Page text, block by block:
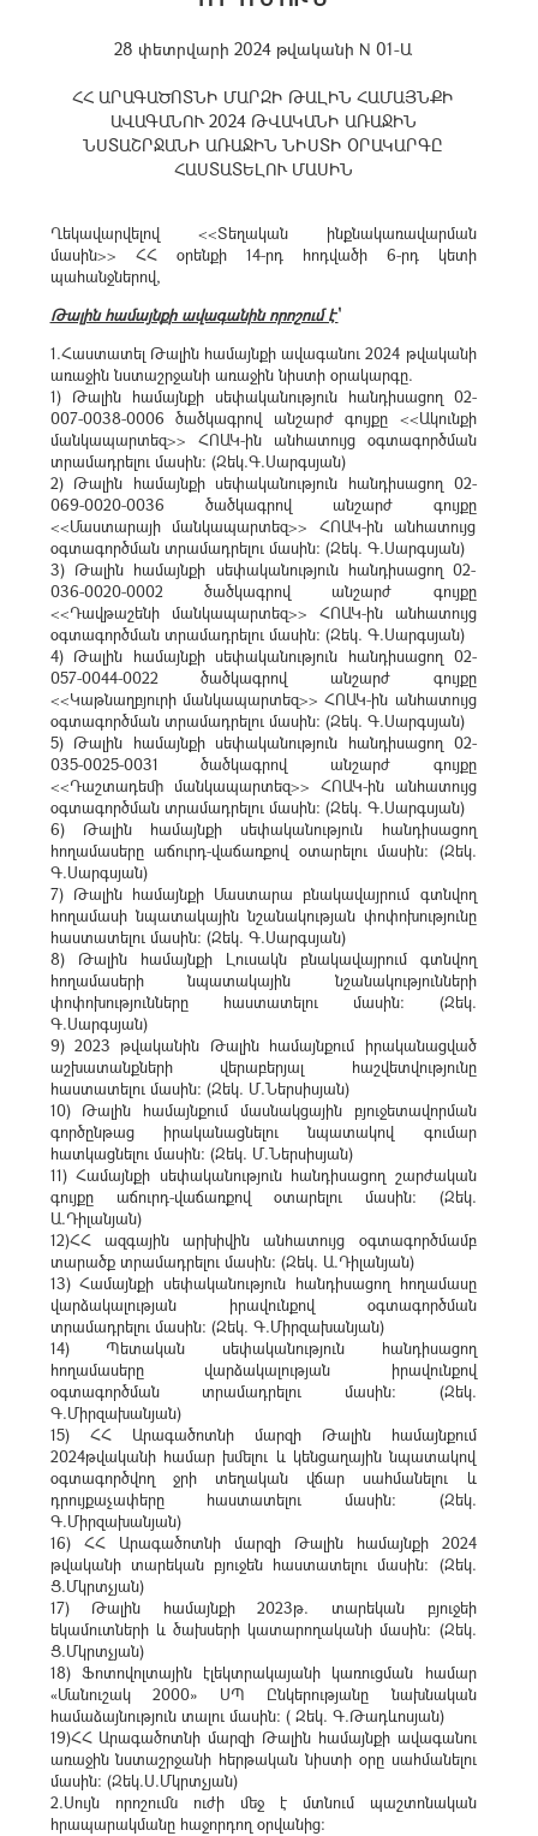
28 փետրվարի 2024 թվականի N 01-Ա
ՀՀ ԱՐԱԳԱԾՈՏՆԻ ՄԱՐԶԻ ԹԱԼԻՆ ՀԱՄԱՅՆՔԻ
ԱՎԱԳԱՆՈՒ 2024 ԹՎԱԿԱՆԻ ԱՌԱՋԻՆ
ՆՍՏԱՇՐՋԱՆԻ ԱՌԱՋԻՆ ՆԻՍՏԻ ՕՐԱԿԱՐԳԸ
ՀԱՍՏԱՏԵԼՈՒ ՄԱՍԻՆ
Ղեկավարվելով <<Տեղական ինքնակառավարման
մասին>> ՀՀ օրենքի 14-րդ հոդվածի 6-րդ կետի
պահանջներով,
Թալին համայնքի ավագանին որոշում է՝
1.Հաստատել Թալին համայնքի ավագանու 2024 թվականի
առաջին նստաշրջանի առաջին նիստի օրակարգը.
1) Թալին համայնքի սեփականություն հանդիսացող 02-
007-0038-0006 ծածկագրով անշարժ գույքը <<Ակունքի
մանկապարտեզ>> ՀՈԱԿ-ին անհատույց օգտագործման
տրամադրելու մասին: (Զեկ.Գ.Սարգսյան)
2) Թալին համայնքի սեփականություն հանդիսացող 02-
069-0020-0036 ծածկագրով անշարժ գույքը
<<Մաստարայի մանկապարտեզ>> ՀՈԱԿ-ին անհատույց
օգտագործման տրամադրելու մասին: (Զեկ. Գ.Սարգսյան)
3) Թալին համայնքի սեփականություն հանդիսացող 02-
036-0020-0002 ծածկագրով անշարժ գույքը
<<Դավթաշենի մանկապարտեզ>> ՀՈԱԿ-ին անհատույց
օգտագործման տրամադրելու մասին: (Զեկ. Գ.Սարգսյան)
4) Թալին համայնքի սեփականություն հանդիսացող 02-
057-0044-0022 ծածկագրով անշարժ գույքը
<<Կաթնաղբյուրի մանկապարտեզ>> ՀՈԱԿ-ին անհատույց
օգտագործման տրամադրելու մասին: (Զեկ. Գ.Սարգսյան)
5) Թալին համայնքի սեփականություն հանդիսացող 02-
035-0025-0031 ծածկագրով անշարժ գույքը
<<Դաշտադեմի մանկապարտեզ>> ՀՈԱԿ-ին անհատույց
օգտագործման տրամադրելու մասին: (Զեկ. Գ.Սարգսյան)
6) Թալին համայնքի սեփականություն հանդիսացող
հողամասերը աճուրդ-վաճառքով օտարելու մասին: (Զեկ.
Գ.Սարգսյան)
7) Թալին համայնքի Մաստարա բնակավայրում գտնվող
հողամասի նպատակային նշանակության փոփոխությունը
հաստատելու մասին: (Զեկ. Գ.Սարգսյան)
8) Թալին համայնքի Լուսակն բնակավայրում գտնվող
հողամասերի նպատակային նշանակությունների
փոփոխությունները հաստատելու մասին: (Զեկ.
Գ.Սարգսյան)
9) 2023 թվականին Թալին համայնքում իրականացված
աշխատանքների վերաբերյալ հաշվետվությունը
հաստատելու մասին: (Զեկ. Մ.Ներսիսյան)
10) Թալին համայնքում մասնակցային բյուջետավորման
գործընթաց իրականացնելու նպատակով գումար
հատկացնելու մասին: (Զեկ. Մ.Ներսիսյան)
11) Համայնքի սեփականություն հանդիսացող շարժական
գույքը աճուրդ-վաճառքով օտարելու մասին: (Զեկ.
Ա.Դիլանյան)
12)ՀՀ ազգային արխիվին անհատույց օգտագործմամբ
տարածք տրամադրելու մասին: (Զեկ. Ա.Դիլանյան)
13) Համայնքի սեփականություն հանդիսացող հողամասը
վարձակալության իրավունքով օգտագործման
տրամադրելու մասին: (Զեկ. Գ.Միրզախանյան)
14) Պետական սեփականություն հանդիսացող
հողամասերը վարձակալության իրավունքով
օգտագործման տրամադրելու մասին: (Զեկ.
Գ.Միրզախանյան)
15) ՀՀ Արագածոտնի մարզի Թալին համայնքում
2024թվականի համար խմելու և կենցաղային նպատակով
օգտագործվող ջրի տեղական վճար սահմանելու և
դրույքաչափերը հաստատելու մասին: (Զեկ.
Գ.Միրզախանյան)
16) ՀՀ Արագածոտնի մարզի Թալին համայնքի 2024
թվականի տարեկան բյուջեն հաստատելու մասին: (Զեկ.
Ց.Մկրտչյան)
17) Թալին համայնքի 2023թ. տարեկան բյուջեի
եկամուտների և ծախսերի կատարողականի մասին: (Զեկ.
Ց.Մկրտչյան)
18) Ֆոտովոլտային էլեկտրակայանի կառուցման համար
«Մանուշակ 2000» ՍՊ Ընկերությանը նախնական
համաձայնություն տալու մասին: ( Զեկ. Գ.Թադևոսյան)
19)ՀՀ Արագածոտնի մարզի Թալին համայնքի ավագանու
առաջին նստաշրջանի հերթական նիստի օրը սահմանելու
մասին: (Զեկ.Ս.Մկրտչյան)
2.Սույն որոշումն ուժի մեջ է մտնում պաշտոնական
հրապարակմանը հաջորդող օրվանից: